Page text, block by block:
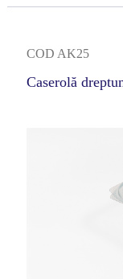
COD AK25
Caserolă